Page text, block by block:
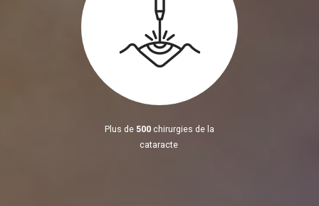
Plus de 500 chirurgies de la
cataracte